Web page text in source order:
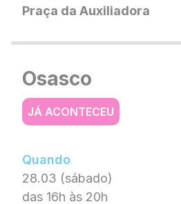
Praça da Auxiliadora
Osasco
JÁ ACONTECEU
Quando
28.03 (sábado)
das 16h às 20h